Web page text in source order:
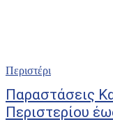
Περιστέρι
Παραστάσεις
Περιστερίου